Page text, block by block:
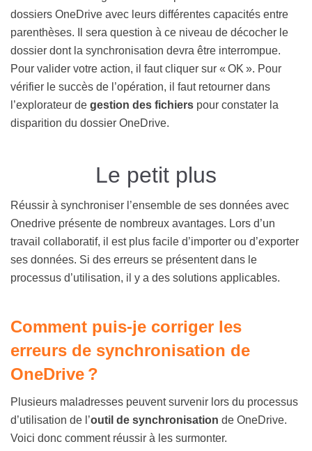
dossiers OneDrive avec leurs différentes capacités entre
parenthèses. Il sera question à ce niveau de décocher le
dossier dont la synchronisation devra être interrompue.
Pour valider votre action, il faut cliquer sur « OK ». Pour
vérifier le succès de l’opération, il faut retourner dans
l’explorateur de gestion des fichiers pour constater la
disparition du dossier OneDrive.
Le petit plus
Réussir à synchroniser l’ensemble de ses données avec
Onedrive présente de nombreux avantages. Lors d’un
travail collaboratif, il est plus facile d’importer ou d’exporter
ses données. Si des erreurs se présentent dans le
processus d’utilisation, il y a des solutions applicables.
Comment puis-je corriger les
erreurs de synchronisation de
OneDrive ?
Plusieurs maladresses peuvent survenir lors du processus
d’utilisation de l’outil de synchronisation de OneDrive.
Voici donc comment réussir à les surmonter.